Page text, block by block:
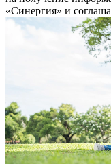
«Синергия» и